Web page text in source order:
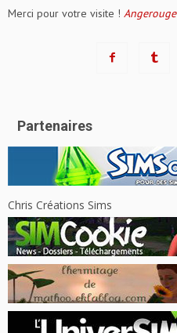
Merci pour votre visite ! Angerouge
Partenaires
Chris Créations Sims